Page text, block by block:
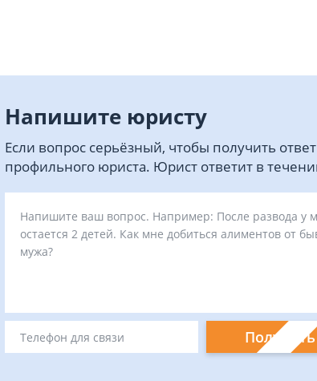
Напишите юристу
Если вопрос серьёзный, чтобы получить ответ
профильного юриста. Юрист ответит в